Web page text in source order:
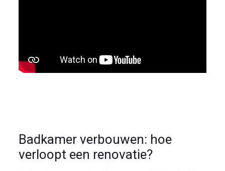
Badkamer verbouwen: hoe
verloopt een renovatie?